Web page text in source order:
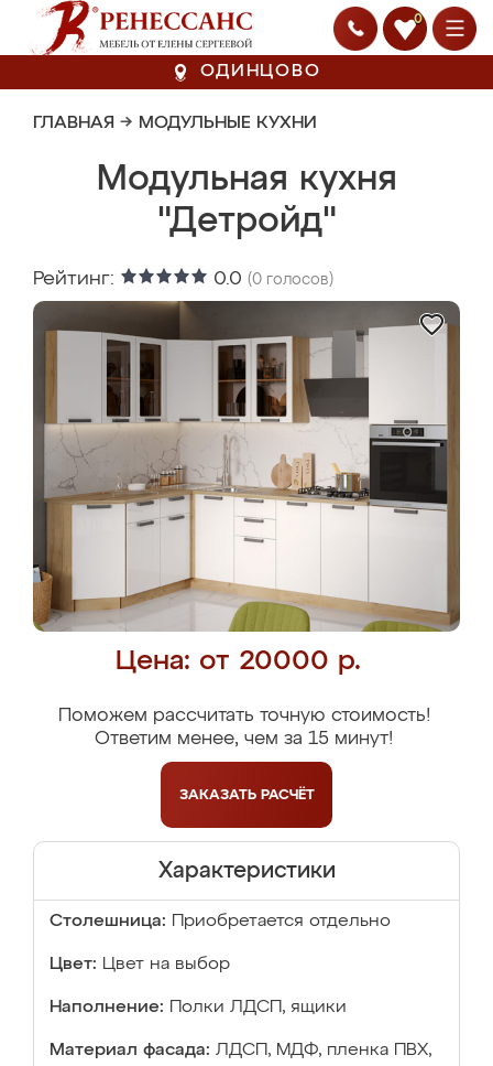
0
ОДИНЦОВО
ГЛАВНАЯ → МОДУЛЬНЫЕ КУХНИ
Модульная кухня
"Детройд"
Рейтинг: 0.0 (0 голосов)
Цена: от 20000 р.
Поможем рассчитать точную стоимость!
Ответим менее, чем за 15 минут!
ЗАКАЗАТЬ РАСЧЁТ
Характеристики
Столешница: Приобретается отдельно
Цвет: Цвет на выбор
Наполнение: Полки ЛДСП, ящики
Материал фасада: ЛДСП, МДФ, пленка ПВХ,